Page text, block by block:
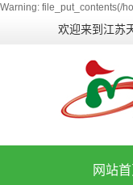
Warning: file_put_contents(/
欢迎来到江苏
网站